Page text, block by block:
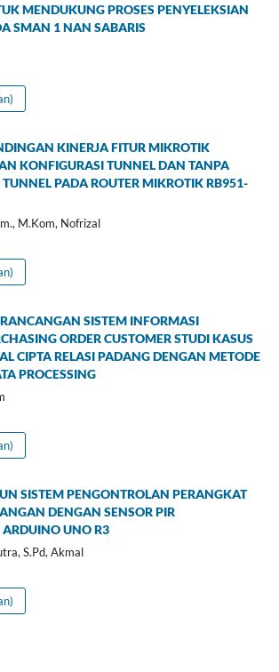
MENDUKUNG PROSES PENYELEKSIAN
SMAN 1 NAN SABARIS
KINERJA FITUR MIKROTIK
KONFIGURASI TUNNEL DAN TANPA
PADA ROUTER MIKROTIK RB951-
M.Kom, Nofrizal
SISTEM INFORMASI
ORDER CUSTOMER STUDI KASUS
CIPTA RELASI PADANG DENGAN METODE
PROCESSING
SISTEM PENGONTROLAN PERANGKAT
DENGAN SENSOR PIR
UNO R3
S.Pd, Akmal